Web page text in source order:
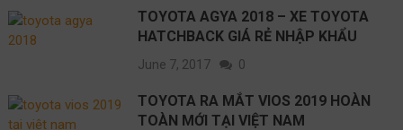
TOYOTA AGYA 2018 – XE TOYOTA
HATCHBACK GIÁ RẺ NHẬP KHẨU
June 7, 2017 0
TOYOTA RA MẮT VIOS 2019 HOÀN
TOÀN MỚI TẠI VIỆT NAM